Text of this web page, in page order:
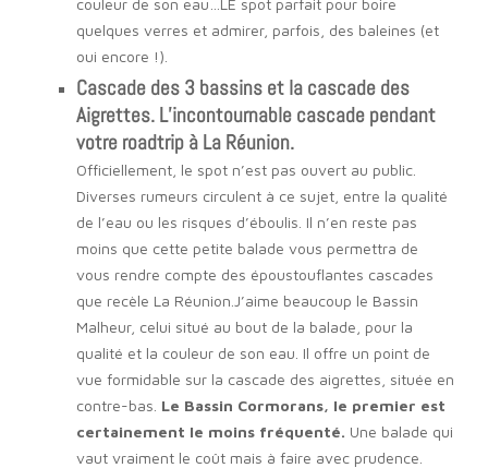
couleur de son eau…LE spot parfait pour boire
quelques verres et admirer, parfois, des baleines (et
oui encore !).
Cascade des 3 bassins et la cascade des
Aigrettes. L’incontournable cascade pendant
votre roadtrip à La Réunion.
Officiellement, le spot n’est pas ouvert au public.
Diverses rumeurs circulent à ce sujet, entre la qualité
de l’eau ou les risques d’éboulis. Il n’en reste pas
moins que cette petite balade vous permettra de
vous rendre compte des époustouflantes cascades
que recèle La Réunion.J’aime beaucoup le Bassin
Malheur, celui situé au bout de la balade, pour la
qualité et la couleur de son eau. Il offre un point de
vue formidable sur la cascade des aigrettes, située en
contre-bas. Le Bassin Cormorans, le premier est
certainement le moins fréquenté. Une balade qui
vaut vraiment le coût mais à faire avec prudence.